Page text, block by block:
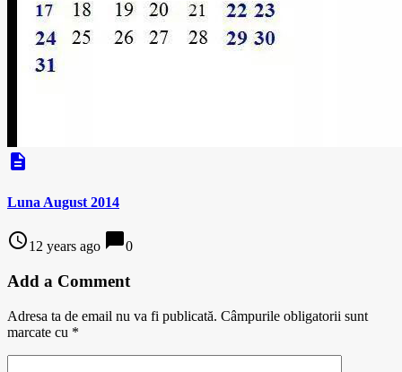
description
Luna August 2014
access_time12 years ago chat_bubble0
Add a Comment
Adresa ta de email nu va fi publicată. Câmpurile obligatorii sunt
marcate cu *